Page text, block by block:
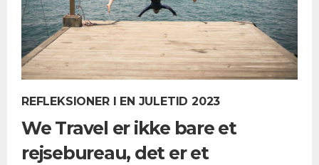
REFLEKSIONER I EN JULETID 2023
We Travel er ikke bare et
rejsebureau, det er et